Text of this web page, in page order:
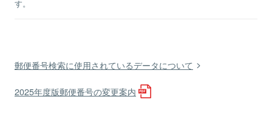
す。
郵便番号検索に使用されているデータについて
2025年度版郵便番号の変更案内